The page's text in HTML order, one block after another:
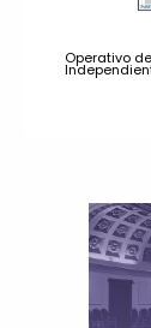
Operativo